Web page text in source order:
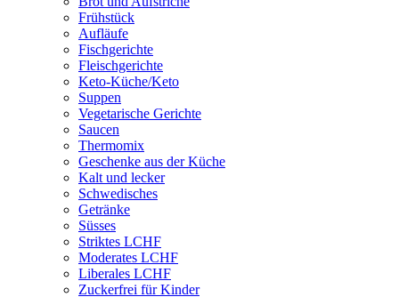
Frühstück
Aufläufe
Fischgerichte
Fleischgerichte
Keto-Küche/Keto
Suppen
Vegetarische Gerichte
Saucen
Thermomix
Geschenke aus der Küche
Kalt und lecker
Schwedisches
Getränke
Süsses
Striktes LCHF
Moderates LCHF
Liberales LCHF
Zuckerfrei für Kinder